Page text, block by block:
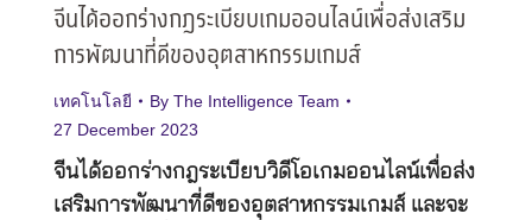
จีนได้ออกร่างกฎระเบียบเกมออนไลน์เพื่อส่งเสริม
การพัฒนาที่ดีของอุตสาหกรรมเกมส์
เทคโนโลยี By The Intelligence Team
27 December 2023
จีนได้ออกร่างกฎระเบียบวิดีโอเกมออนไลน์เพื่อส่ง
เสริมการพัฒนาที่ดีของอุตสาหกรรมเกมส์ และจะ